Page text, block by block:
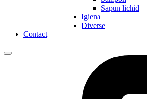
Sapun lichid
Igiena
Diverse
Contact